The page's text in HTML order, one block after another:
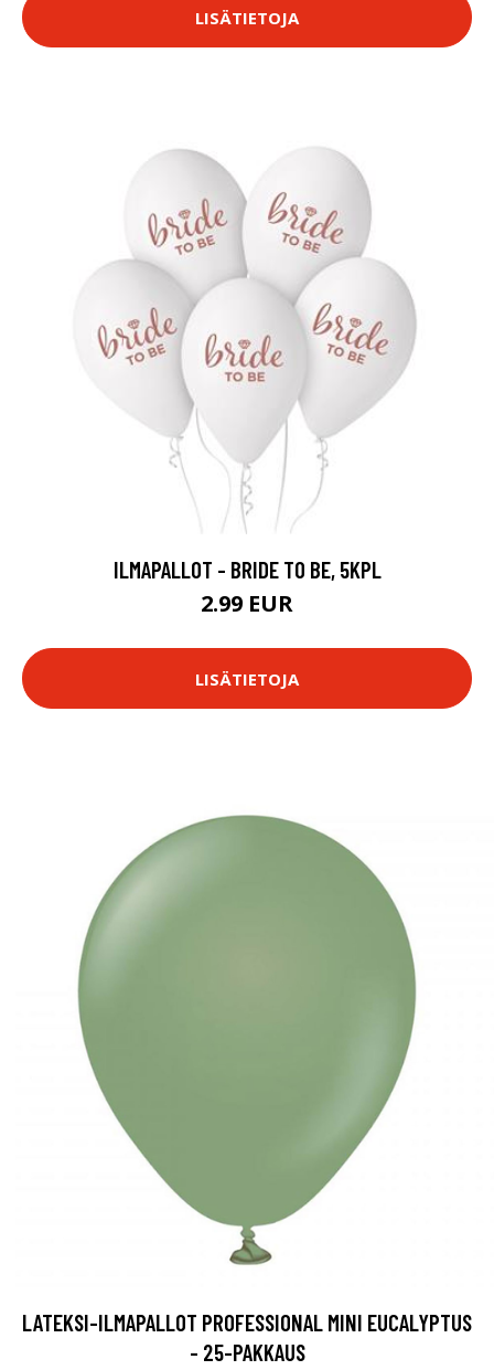
LISÄTIETOJA
ILMAPALLOT - BRIDE TO BE, 5KPL
2.99 EUR
LISÄTIETOJA
LATEKSI-ILMAPALLOT PROFESSIONAL MINI EUCALYPTUS
- 25-PAKKAUS